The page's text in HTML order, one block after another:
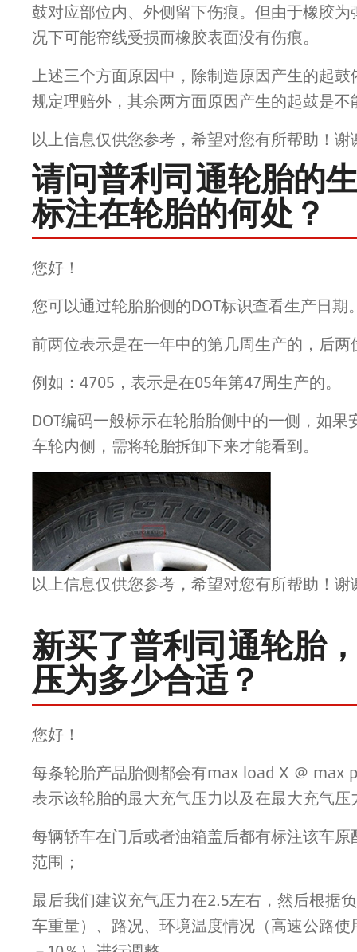
鼓对应部位内、外侧留下伤痕。但由于橡胶为
况下可能帘线受损而橡胶表面没有伤痕。
上述三个方面原因中，除制造原因产生的起
规定理赔外，其余两方面原因产生的起鼓是不
以上信息仅供您参考，希望对您有所帮助！谢
请问普利司通轮胎的
标注在轮胎的何处？
您好！
您可以通过轮胎胎侧的DOT标识查看生产日期
前两位表示是在一年中的第几周生产的，后两
例如：4705，表示是在05年第47周生产的。
DOT编码一般标示在轮胎胎侧中的一侧，如果
车轮内侧，需将轮胎拆卸下来才能看到。
以上信息仅供您参考，希望对您有所帮助！谢
新买了普利司通轮胎
压为多少合适？
您好！
每条轮胎产品胎侧都会有max load X ＠ max
表示该轮胎的最大充气压力以及在最大充气压
每辆轿车在门后或者油箱盖后都有标注该车原
范围；
最后我们建议充气压力在2.5左右，然后根据
车重量）、路况、环境温度情况（高速公路使